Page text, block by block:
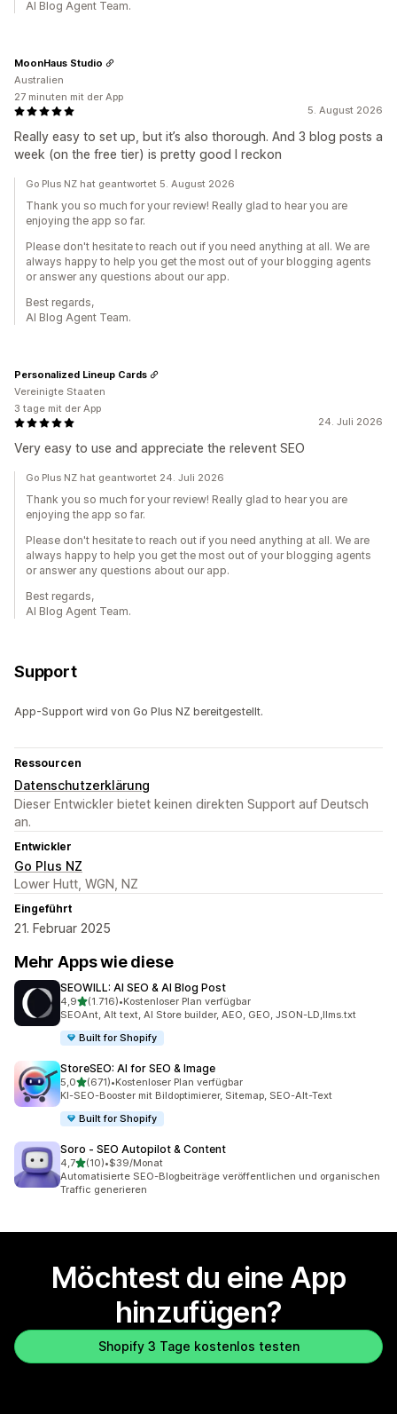
AI Blog Agent Team.
5. August 2026
Really easy to set up, but it’s also thorough. And 3 blog posts a
week (on the free tier) is pretty good I reckon
MoonHaus Studio
Australien
27 minuten mit der App
Go Plus NZ hat geantwortet 5. August 2026
Thank you so much for your review! Really glad to hear you are
enjoying the app so far.
Please don't hesitate to reach out if you need anything at all. We are
always happy to help you get the most out of your blogging agents
or answer any questions about our app.
Best regards,
AI Blog Agent Team.
24. Juli 2026
Very easy to use and appreciate the relevent SEO
Personalized Lineup Cards
Vereinigte Staaten
3 tage mit der App
Go Plus NZ hat geantwortet 24. Juli 2026
Thank you so much for your review! Really glad to hear you are
enjoying the app so far.
Please don't hesitate to reach out if you need anything at all. We are
always happy to help you get the most out of your blogging agents
or answer any questions about our app.
Best regards,
AI Blog Agent Team.
Support
App-Support wird von Go Plus NZ bereitgestellt.
Ressourcen
Datenschutzerklärung
Dieser Entwickler bietet keinen direkten Support auf Deutsch
an.
Entwickler
Go Plus NZ
Lower Hutt, WGN, NZ
Eingeführt
21. Februar 2025
Mehr Apps wie diese
SEOWILL: AI SEO & AI Blog Post
4,9von 5 Sternen
(1.716)
1716 Rezensionen insgesamt
•Kostenloser Plan verfügbar
SEOAnt, Alt text, AI Store builder, AEO, GEO, JSON-LD,llms.txt
Built for Shopify
StoreSEO: AI for SEO & Image
5,0von 5 Sternen
(671)
671 Rezensionen insgesamt
•Kostenloser Plan verfügbar
KI-SEO-Booster mit Bildoptimierer, Sitemap, SEO-Alt-Text
Built for Shopify
Soro ‑ SEO Autopilot & Content
4,7von 5 Sternen
(10)
10 Rezensionen insgesamt
•$39/Monat
Automatisierte SEO-Blogbeiträge veröffentlichen und organischen
Traffic generieren
Möchtest du eine App
hinzufügen?
Shopify 3 Tage kostenlos testen